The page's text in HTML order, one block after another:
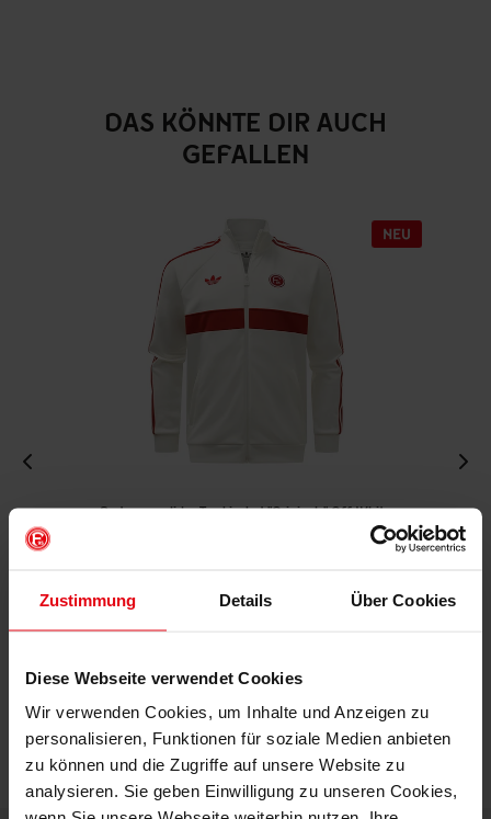
Zustimmung Details Über Cookies
Diese Webseite verwendet Cookies
Wir verwenden Cookies, um Inhalte und Anzeigen zu
personalisieren, Funktionen für soziale Medien anbieten
zu können und die Zugriffe auf unsere Website zu
analysieren. Sie geben Einwilligung zu unseren Cookies,
DAS KÖNNTE DIR AUCH
GEFALLEN
Fortuna x adidas Trackjacket "Originals" Off-White